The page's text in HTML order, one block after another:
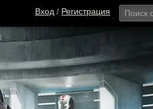
Вход / Регистрация